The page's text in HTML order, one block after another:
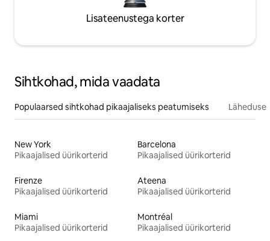
Lisateenustega korter
Sihtkohad, mida vaadata
Populaarsed sihtkohad pikaajaliseks peatumiseks
New York
Pikaajalised üürikorterid
Barcelona
Pikaajalised üürikorterid
Firenze
Pikaajalised üürikorterid
Ateena
Pikaajalised üürikorterid
Miami
Pikaajalised üürikorterid
Montréal
Pikaajalised üürikorterid